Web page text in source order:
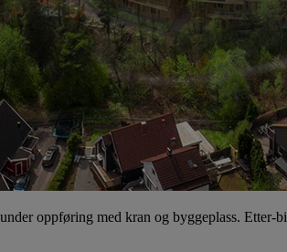
oppføring med kran og byggeplass. Etter-